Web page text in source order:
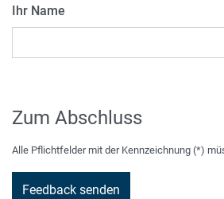
Ihr Name
Zum Abschluss
Alle Pflichtfelder mit der Kennzeichnung (*)